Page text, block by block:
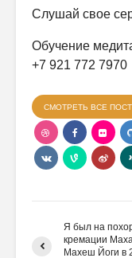
Слушай свое
Обучение
+7 921 772 7970
СМОТРЕТЬ ВСЕ
Я был на
кремации
Махеш Йоги в